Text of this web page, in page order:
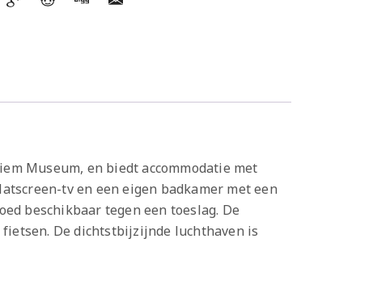
Museum, en biedt accommodatie met
tv en een eigen badkamer met een
beschikbaar tegen een toeslag. De
De dichtstbijzijnde luchthaven is